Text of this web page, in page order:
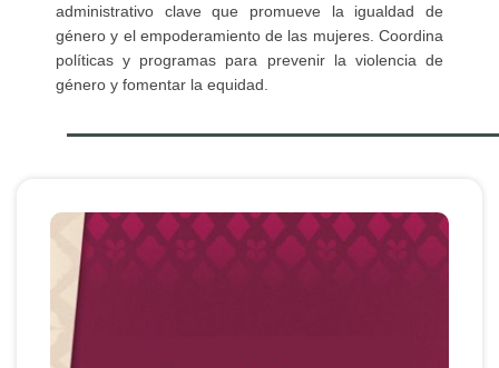
administrativo clave que promueve la igualdad de
género y el empoderamiento de las mujeres. Coordina
políticas y programas para prevenir la violencia de
género y fomentar la equidad.